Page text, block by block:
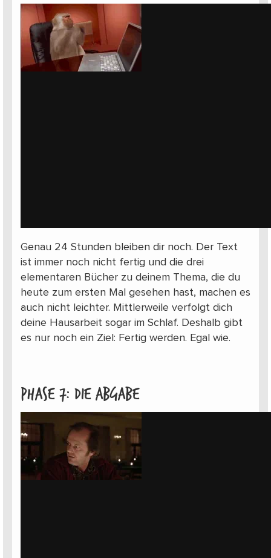
Genau 24 Stunden bleiben dir noch. Der Text
ist immer noch nicht fertig und die drei
elementaren Bücher zu deinem Thema, die du
heute zum ersten Mal gesehen hast, machen es
auch nicht leichter. Mittlerweile verfolgt dich
deine Hausarbeit sogar im Schlaf. Deshalb gibt
es nur noch ein Ziel: Fertig werden. Egal wie.
Phase 7: Die Abgabe